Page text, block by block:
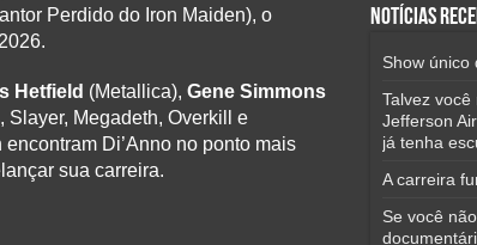
Perdido do Iron Maiden), o
Hetfield (Metallica), Gene Simmons
Megadeth, Overkill e
Di’Anno no ponto mais
sua carreira.
Notícias
Show único
Talvez
Jefferson
já tenha
A carreira
Se você